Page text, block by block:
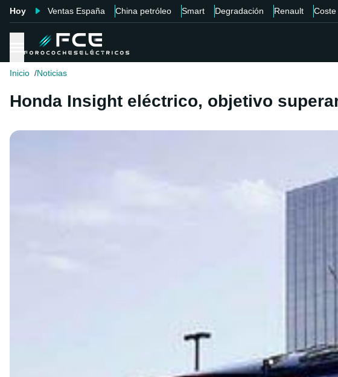
Hoy Ventas España China petróleo Smart Degradación Renault Coste
Inicio Noticias
Honda Insight eléctrico, objetivo